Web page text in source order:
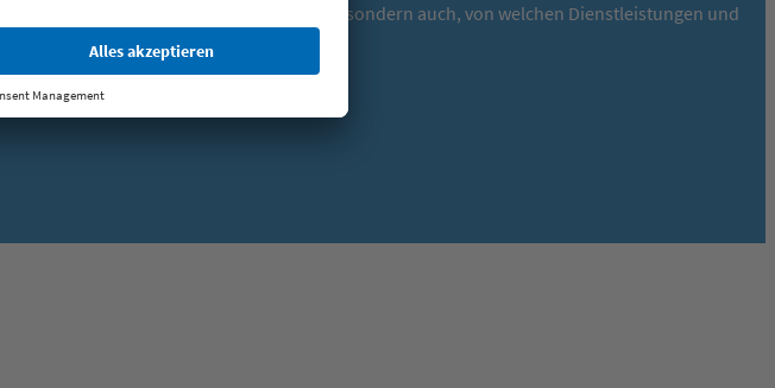
nur die umfassende VEKA Systemwelt, sondern auch, von welchen Dienstleistungen und